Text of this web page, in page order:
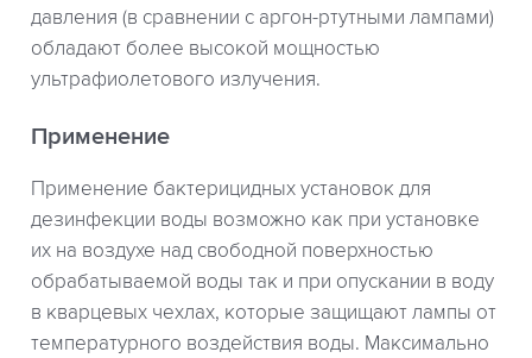
давления (в сравнении с аргон-ртутными лампами)
обладают более высокой мощностью
ультрафиолетового излучения.
Применение
Применение бактерицидных установок для
дезинфекции воды возможно как при установке
их на воздухе над свободной поверхностью
обрабатываемой воды так и при опускании в воду
в кварцевых чехлах, которые защищают лампы от
температурного воздействия воды. Максимально